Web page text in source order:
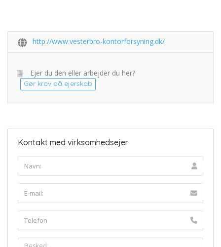
http://www.vesterbro-kontorforsyning.dk/
Ejer du den eller arbejder du her?
Gør krav på ejerskab
Kontakt med virksomhedsejer